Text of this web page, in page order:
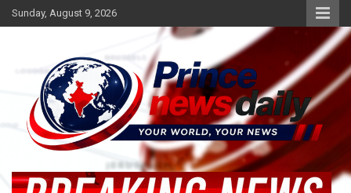
Skip
to
Sunday, August 9, 2026
Princenews Daily